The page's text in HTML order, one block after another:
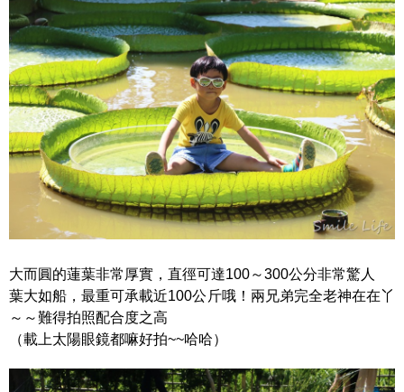
大而圓的蓮葉非常厚實，直徑可達100～300公分非常驚人
葉大如船，最重可承載近100公斤哦！兩兄弟完全老神在在丫
～～難得拍照配合度之高
（載上太陽眼鏡都嘛好拍~~哈哈）